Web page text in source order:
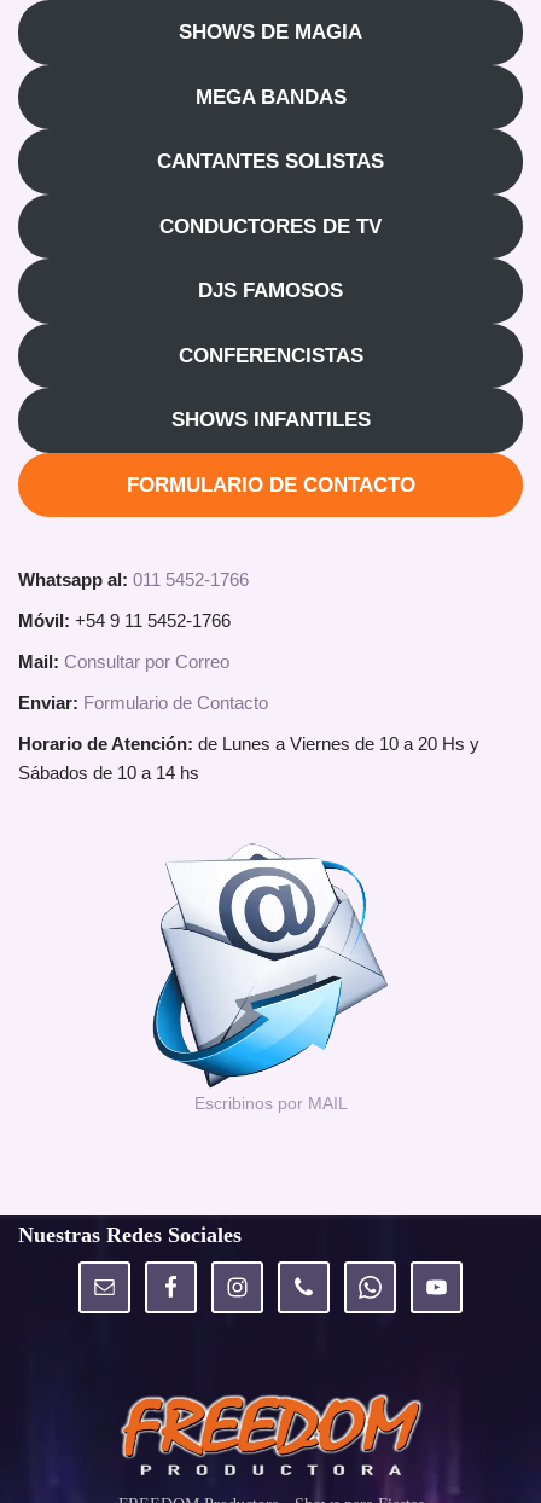
SHOWS DE MAGIA
MEGA BANDAS
CANTANTES SOLISTAS
CONDUCTORES DE TV
DJS FAMOSOS
CONFERENCISTAS
SHOWS INFANTILES
FORMULARIO DE CONTACTO
Whatsapp al: 011 5452-1766
Móvil: +54 9 11 5452-1766
Mail: Consultar por Correo
Enviar: Formulario de Contacto
Horario de Atención: de Lunes a Viernes de 10 a 20 Hs y
Sábados de 10 a 14 hs
Escribinos por MAIL
Nuestras Redes Sociales